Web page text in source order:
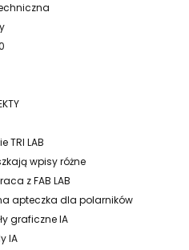
TRI LAB
wpisy różne
z FAB LAB
apteczka dla polarników
graficzne IA
IA